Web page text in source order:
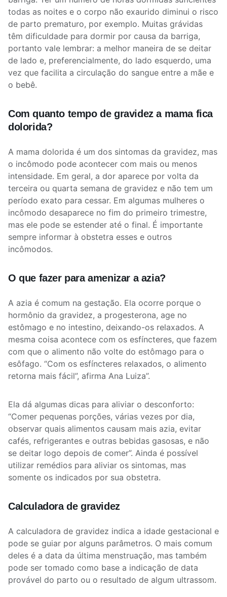
todas as noites e o corpo não exaurido diminui o risco
de parto prematuro, por exemplo. Muitas grávidas
têm dificuldade para dormir por causa da barriga,
portanto vale lembrar: a melhor maneira de se deitar
de lado e, preferencialmente, do lado esquerdo, uma
vez que facilita a circulação do sangue entre a mãe e
o bebê.
Com quanto tempo de gravidez a mama fica
dolorida?
A mama dolorida é um dos sintomas da gravidez, mas
o incômodo pode acontecer com mais ou menos
intensidade. Em geral, a dor aparece por volta da
terceira ou quarta semana de gravidez e não tem um
período exato para cessar. Em algumas mulheres o
incômodo desaparece no fim do primeiro trimestre,
mas ele pode se estender até o final. É importante
sempre informar à obstetra esses e outros
incômodos.
O que fazer para amenizar a azia?
A azia é comum na gestação. Ela ocorre porque o
hormônio da gravidez, a progesterona, age no
estômago e no intestino, deixando-os relaxados. A
mesma coisa acontece com os esfíncteres, que fazem
com que o alimento não volte do estômago para o
esôfago. “Com os esfíncteres relaxados, o alimento
retorna mais fácil”, afirma Ana Luiza”.
Ela dá algumas dicas para aliviar o desconforto:
“Comer pequenas porções, várias vezes por dia,
observar quais alimentos causam mais azia, evitar
cafés, refrigerantes e outras bebidas gasosas, e não
se deitar logo depois de comer”. Ainda é possível
utilizar remédios para aliviar os sintomas, mas
somente os indicados por sua obstetra.
Calculadora de gravidez
A calculadora de gravidez indica a idade gestacional e
pode se guiar por alguns parâmetros. O mais comum
deles é a data da última menstruação, mas também
pode ser tomado como base a indicação de data
provável do parto ou o resultado de algum ultrassom.